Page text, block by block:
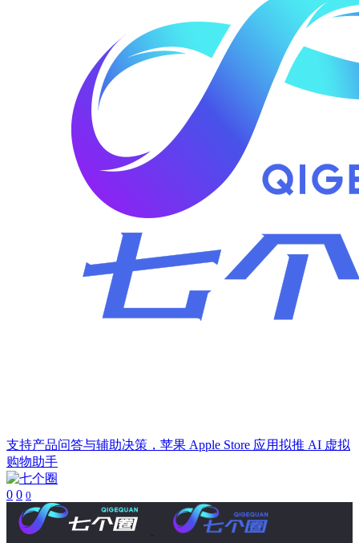
支持产品问答与辅助决策，苹果 Apple Store 应用拟推 AI 虚拟
购物助手
0 0 0